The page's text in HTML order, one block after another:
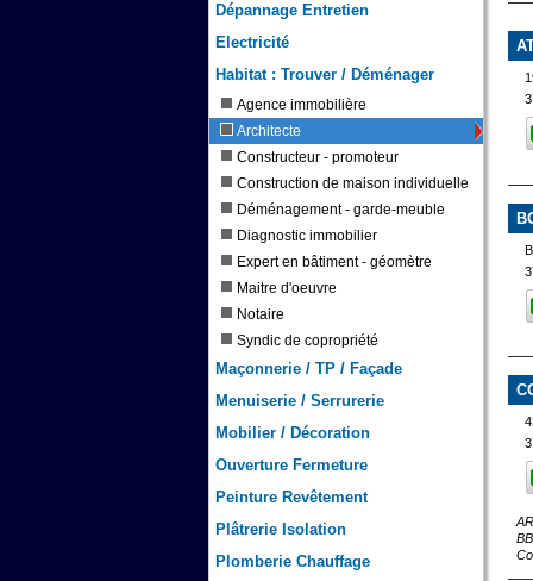
Dépannage Entretien
Electricité
Habitat : Trouver / Déménager
Agence immobilière
Architecte
Constructeur - promoteur
Construction de maison individuelle
Déménagement - garde-meuble
Diagnostic immobilier
Expert en bâtiment - géomètre
Maitre d'oeuvre
Notaire
Syndic de copropriété
Maçonnerie / TP / Façade
Menuiserie / Serrurerie
Mobilier / Décoration
Ouverture Fermeture
Peinture Revêtement
Plâtrerie Isolation
Plomberie Chauffage